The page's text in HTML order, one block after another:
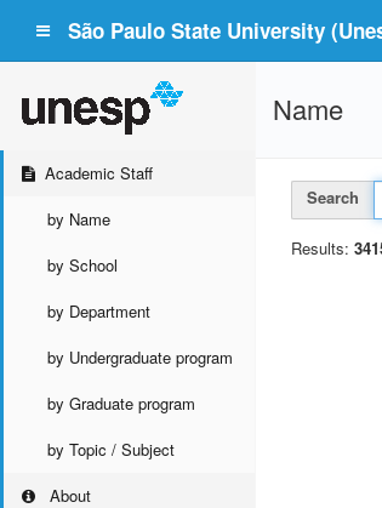
São Paulo State University
Academic Staff
by Name
by School
by Department
by Undergraduate program
by Graduate program
by Topic / Subject
About
Name
Search
Results: